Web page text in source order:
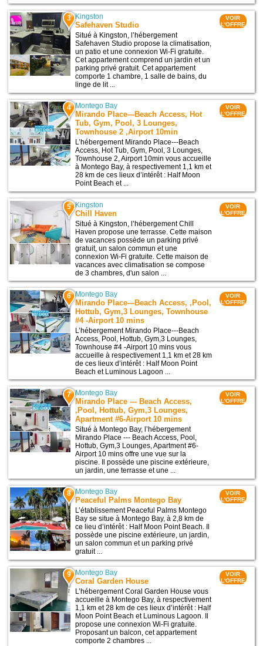
3 Kingston
Safehaven Studio
Situé à Kingston, l’hébergement
Safehaven Studio propose la climatisation,
un patio et une connexion Wi-Fi gratuite.
Cet appartement comprend un jardin et un
parking privé gratuit. Cet appartement
comporte 1 chambre, 1 salle de bains, du
linge de lit ...
VOIR
L'OFFRE
4 Montego Bay
Mirando Place---Beach Access, Hot
Tub, Gym, Pool, 3 Lounges,
Townhouse 2 ,Airport 10min
L’hébergement Mirando Place---Beach
Access, Hot Tub, Gym, Pool, 3 Lounges,
Townhouse 2, Airport 10min vous accueille
à Montego Bay, à respectivement 1,1 km et
28 km de ces lieux d’intérêt : Half Moon
Point Beach et ...
VOIR
L'OFFRE
5 Kingston
Chill Haven
Situé à Kingston, l’hébergement Chill
Haven propose une terrasse. Cette maison
de vacances possède un parking privé
gratuit, un salon commun et une
connexion Wi-Fi gratuite. Cette maison de
vacances avec climatisation se compose
de 3 chambres, d'un salon ...
VOIR
L'OFFRE
6 Montego Bay
Mirando Place---Beach Access, ,Pool,
Hottub, Gym,3 Lounges, Townhouse
#4 -Airport 10 mins
L’hébergement Mirando Place---Beach
Access, Pool, Hottub, Gym,3 Lounges,
Townhouse #4 -Airport 10 mins vous
accueille à respectivement 1,1 km et 28 km
de ces lieux d’intérêt : Half Moon Point
Beach et Luminous Lagoon ...
VOIR
L'OFFRE
7 Montego Bay
Mirando Place --- Beach Access,
,Pool, Hottub, Gym,3 Lounges,
Apartment #6-Airport 10 mins
Situé à Montego Bay, l’hébergement
Mirando Place --- Beach Access, Pool,
Hottub, Gym,3 Lounges, Apartment #6-
Airport 10 mins offre une vue sur la
piscine. Il possède une piscine extérieure,
un jardin, une terrasse et une ...
VOIR
L'OFFRE
8 Montego Bay
Peaceful Palms Montego Bay
L’établissement Peaceful Palms Montego
Bay se situe à Montego Bay, à 2,8 km de
ce lieu d’intérêt : Half Moon Point Beach. Il
possède une piscine extérieure, un jardin,
un salon commun et un parking privé
gratuit ...
VOIR
L'OFFRE
9 Montego Bay
Coral Garden House
L’hébergement Coral Garden House vous
accueille à Montego Bay, à respectivement
1,1 km et 28 km de ces lieux d’intérêt : Half
Moon Point Beach et Luminous Lagoon. Il
propose une connexion Wi-Fi gratuite.
Proposant un balcon, cet appartement
comporte 2 chambres ...
VOIR
L'OFFRE